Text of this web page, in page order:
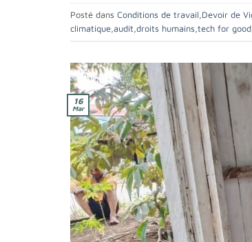
Posté dans Conditions de travail Devoir de
climatique audit droits humains tech for good
16
Mar